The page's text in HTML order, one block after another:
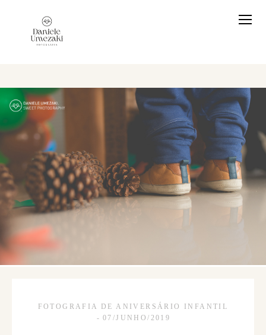
FOTOGRAFIA DE ANIVERSÁRIO INFANTIL
07/JUNHO/2019